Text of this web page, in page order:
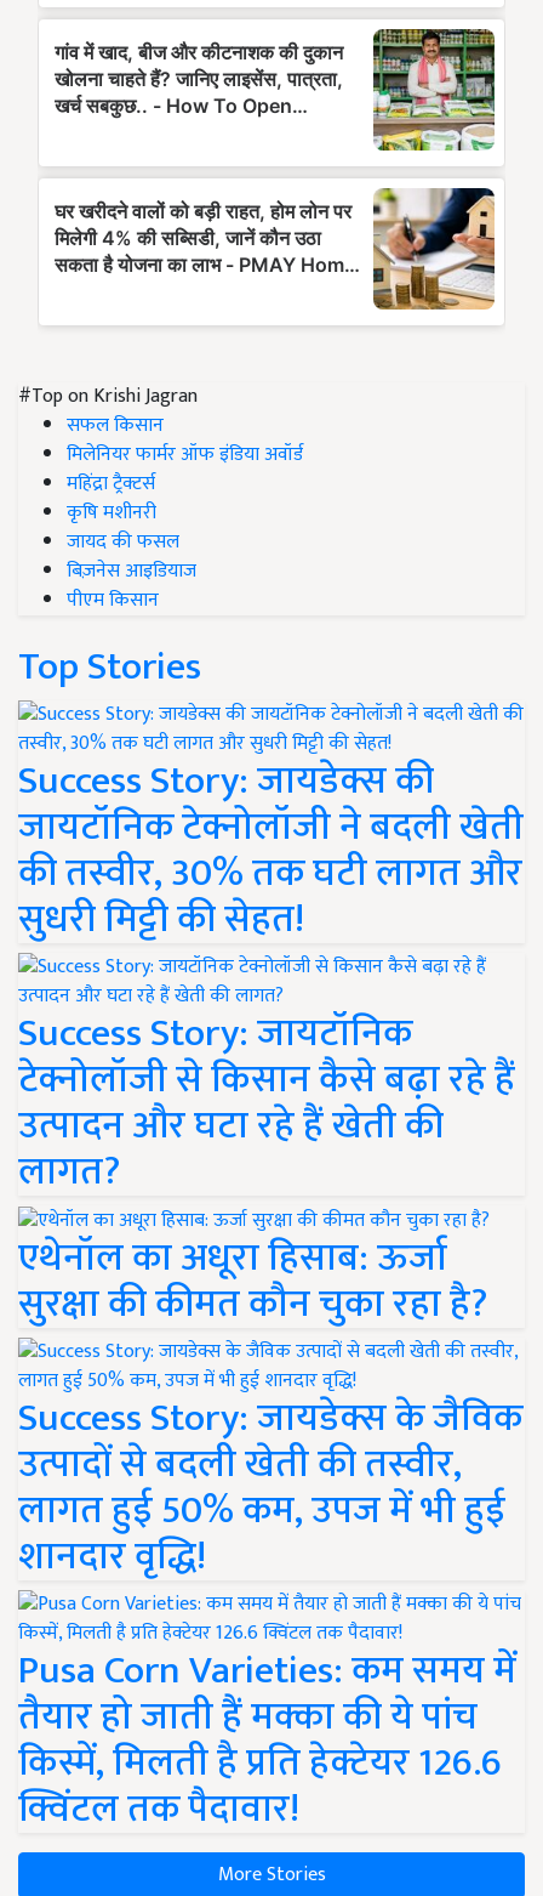
#Top on Krishi Jagran
सफल किसान
मिलेनियर फार्मर ऑफ इंडिया अवॉर्ड
महिंद्रा ट्रैक्टर्स
कृषि मशीनरी
जायद की फसल
बिज़नेस आइडियाज
पीएम किसान
Top Stories
Success Story: जायडेक्स की
जायटॉनिक टेक्नोलॉजी ने बदली खेती
की तस्वीर, 30% तक घटी लागत और
सुधरी मिट्टी की सेहत!
Success Story: जायटॉनिक
टेक्नोलॉजी से किसान कैसे बढ़ा रहे हैं
उत्पादन और घटा रहे हैं खेती की
लागत?
एथेनॉल का अधूरा हिसाब: ऊर्जा
सुरक्षा की कीमत कौन चुका रहा है?
Success Story: जायडेक्स के जैविक
उत्पादों से बदली खेती की तस्वीर,
लागत हुई 50% कम, उपज में भी हुई
शानदार वृद्धि!
Pusa Corn Varieties: कम समय में
तैयार हो जाती हैं मक्का की ये पांच
किस्में, मिलती है प्रति हेक्टेयर 126.6
क्विंटल तक पैदावार!
More Stories